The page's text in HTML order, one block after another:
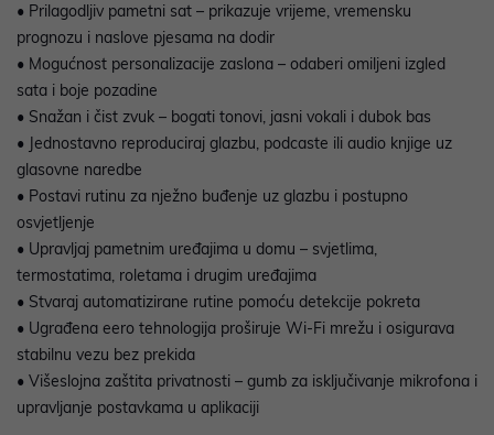
• Prilagodljiv pametni sat – prikazuje vrijeme, vremensku
prognozu i naslove pjesama na dodir
• Mogućnost personalizacije zaslona – odaberi omiljeni izgled
sata i boje pozadine
• Snažan i čist zvuk – bogati tonovi, jasni vokali i dubok bas
• Jednostavno reproduciraj glazbu, podcaste ili audio knjige uz
glasovne naredbe
• Postavi rutinu za nježno buđenje uz glazbu i postupno
osvjetljenje
• Upravljaj pametnim uređajima u domu – svjetlima,
termostatima, roletama i drugim uređajima
• Stvaraj automatizirane rutine pomoću detekcije pokreta
• Ugrađena eero tehnologija proširuje Wi-Fi mrežu i osigurava
stabilnu vezu bez prekida
• Višeslojna zaštita privatnosti – gumb za isključivanje mikrofona i
upravljanje postavkama u aplikaciji